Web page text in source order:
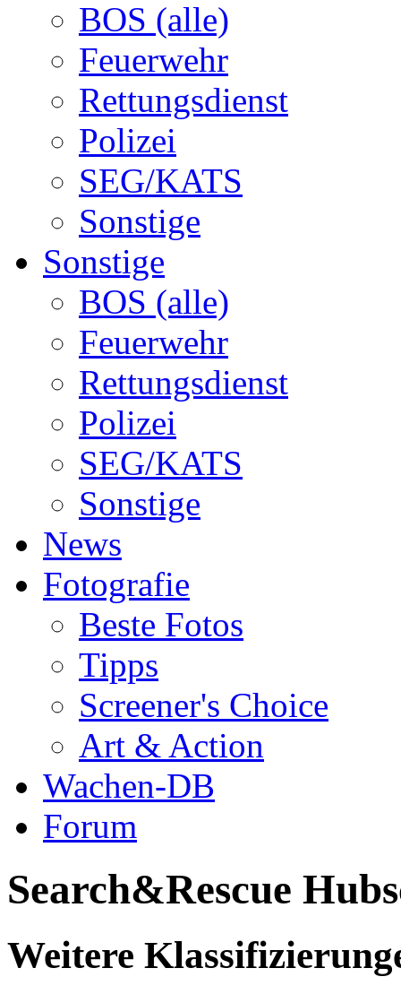
BOS (alle)
Feuerwehr
Rettungsdienst
Polizei
SEG/KATS
Sonstige
Sonstige
BOS (alle)
Feuerwehr
Rettungsdienst
Polizei
SEG/KATS
Sonstige
News
Fotografie
Beste Fotos
Tipps
Screener's Choice
Art & Action
Wachen-DB
Forum
Search&Rescue
Weitere